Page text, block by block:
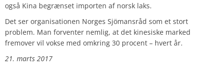
også Kina begrænset importen af norsk laks.
Det ser organisationen Norges Sjömansråd som et stort
problem. Man forventer nemlig, at det kinesiske marked
fremover vil vokse med omkring 30 procent – hvert år.
21. marts 2017